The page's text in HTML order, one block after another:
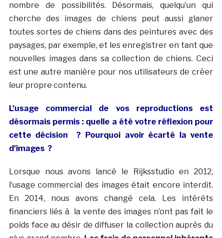
nombre de possibilités. Désormais, quelqu’un qui
cherche des images de chiens peut aussi glaner
toutes sortes de chiens dans des peintures avec des
paysages, par exemple, et les enregistrer en tant que
nouvelles images dans sa collection de chiens. Ceci
est une autre manière pour nos utilisateurs de créer
leur propre contenu.
L’usage commercial de vos reproductions est
désormais permis : quelle a été votre réflexion pour
cette décision ? Pourquoi avoir écarté la vente
d’images ?
Lorsque nous avons lancé le Rijksstudio en 2012,
l’usage commercial des images était encore interdit.
En 2014, nous avons changé cela. Les intérêts
financiers liés à la vente des images n’ont pas fait le
poids face au désir de diffuser la collection auprès du